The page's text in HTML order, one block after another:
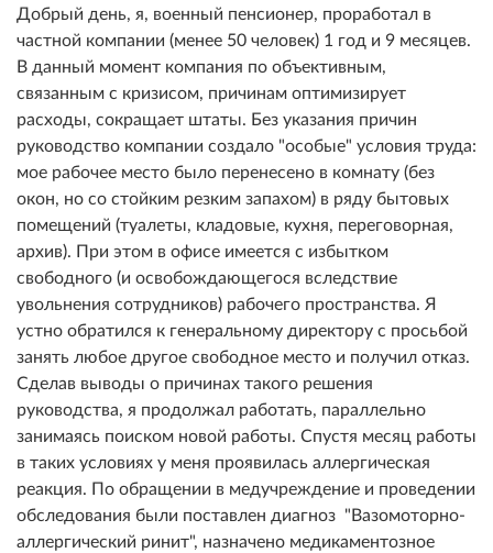
Добрый день, я, военный пенсионер, проработал в
частной компании (менее 50 человек) 1 год и 9 месяцев.
В данный момент компания по объективным,
связанным с кризисом, причинам оптимизирует
расходы, сокращает штаты. Без указания причин
руководство компании создало "особые" условия труда:
мое рабочее место было перенесено в комнату (без
окон, но со стойким резким запахом) в ряду бытовых
помещений (туалеты, кладовые, кухня, переговорная,
архив). При этом в офисе имеется с избытком
свободного (и освобождающегося вследствие
увольнения сотрудников) рабочего пространства. Я
устно обратился к генеральному директору с просьбой
занять любое другое свободное место и получил отказ.
Сделав выводы о причинах такого решения
руководства, я продолжал работать, параллельно
занимаясь поиском новой работы. Спустя месяц работы
в таких условиях у меня проявилась аллергическая
реакция. По обращении в медучреждение и проведении
обследования были поставлен диагноз "Вазомоторно-
аллергический ринит", назначено медикаментозное